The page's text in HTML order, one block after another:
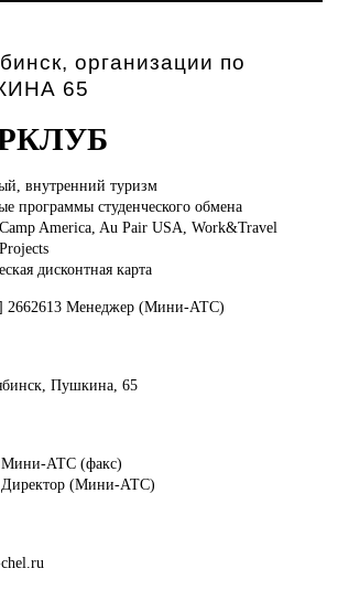
организации по
65
внутреннийтуризм
программы студенческого обмена
America, Au Pair USA, Work&Travel
дисконтная карта
2662613 Менеджер (Мини-АТС)
Пушкина, 65
Мини-АТС (факс)
Директор (Мини-АТС)